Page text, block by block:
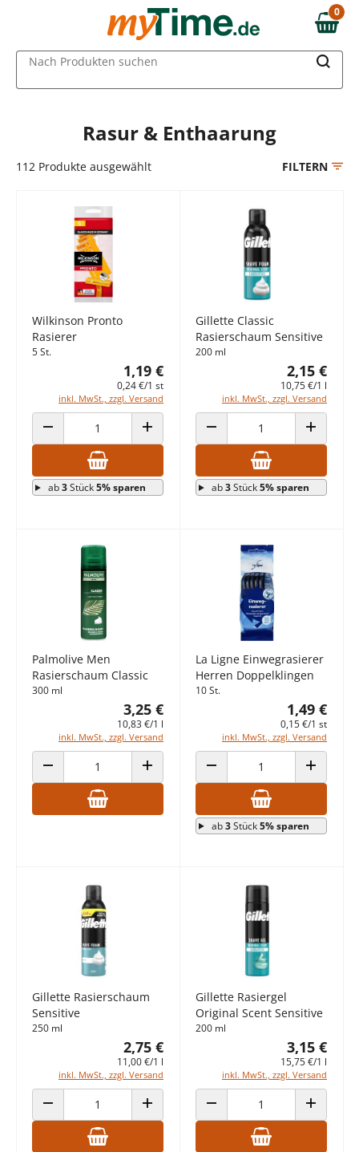
Zum Hauptinhalt springen
Zur Navigation springen
Zur Suche springen
0,00 €
0
Nach Produkten suchen
Rasur & Enthaarung
112 Produkte ausgewählt FILTERN
Wilkinson Pronto
Rasierer
5 St.
1,19 €
0,24 €/1 st
inkl. MwSt., zzgl. Versand
ANZAHL VERRINGERN ANZAHL ERHÖHEN
ab3Stück5% sparen
Gillette Classic
Rasierschaum Sensitive
200 ml
2,15 €
10,75 €/1 l
inkl. MwSt., zzgl. Versand
ANZAHL VERRINGERN ANZAHL
ab3Stück5% sparen
Palmolive Men
Rasierschaum Classic
300 ml
3,25 €
10,83 €/1 l
inkl. MwSt., zzgl. Versand
ANZAHL VERRINGERN ANZAHL ERHÖHEN
La Ligne Einwegrasierer
Herren Doppelklingen
10 St.
1,49 €
0,15 €/1 st
inkl. MwSt., zzgl. Versand
ANZAHL VERRINGERN ANZAHL
ab3Stück5% sparen
Gillette Rasierschaum
Sensitive
250 ml
2,75 €
11,00 €/1 l
inkl. MwSt., zzgl. Versand
ANZAHL VERRINGERN ANZAHL ERHÖHEN
Gillette Rasiergel
Original Scent Sensitive
200 ml
3,15 €
15,75 €/1 l
inkl. MwSt., zzgl. Versand
ANZAHL VERRINGERN ANZAHL